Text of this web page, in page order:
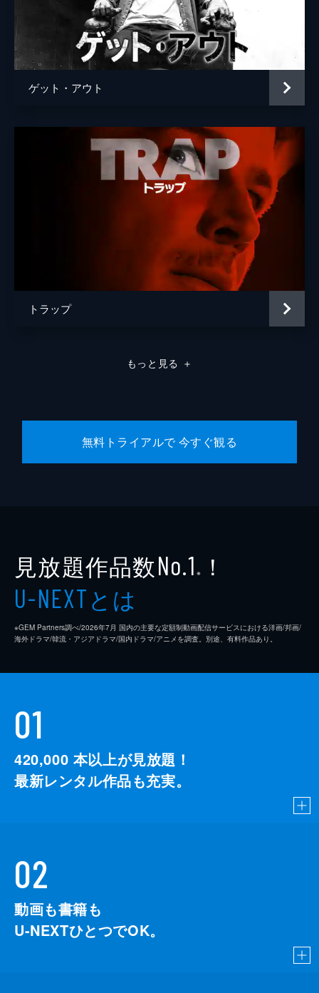
ゲット・アウト
トラップ
もっと見る ＋
無料トライアルで 今すぐ観る
見放題作品数No.1 ※ ！
U-NEXTとは
※GEM Partners調べ/2026年7⽉ 国内の主要な定額制動画配信サービスにおける洋画/邦画/
海外ドラマ/韓流・アジアドラマ/国内ドラマ/アニメを調査。別途、有料作品あり。
01
420,000 本以上が見放題！
最新レンタル作品も充実。
02
動画も書籍も
U-NEXTひとつでOK。